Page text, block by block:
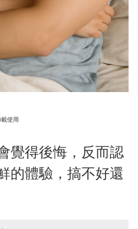
使用
覺得後悔，反而認
的體驗，搞不好還